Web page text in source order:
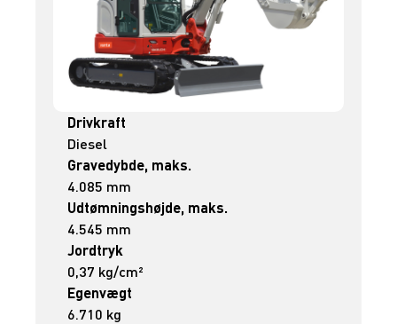
Drivkraft
Diesel
Gravedybde, maks.
4.085 mm
Udtømningshøjde, maks.
4.545 mm
Jordtryk
0,37 kg/cm²
Egenvægt
6.710 kg